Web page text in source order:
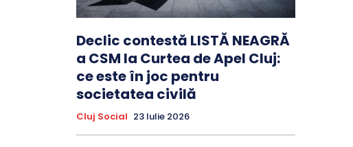
Declic contestă LISTĂ NEAGRĂ
a CSM la Curtea de Apel Cluj:
ce este în joc pentru
societatea civilă
Cluj Social 23 Iulie 2026